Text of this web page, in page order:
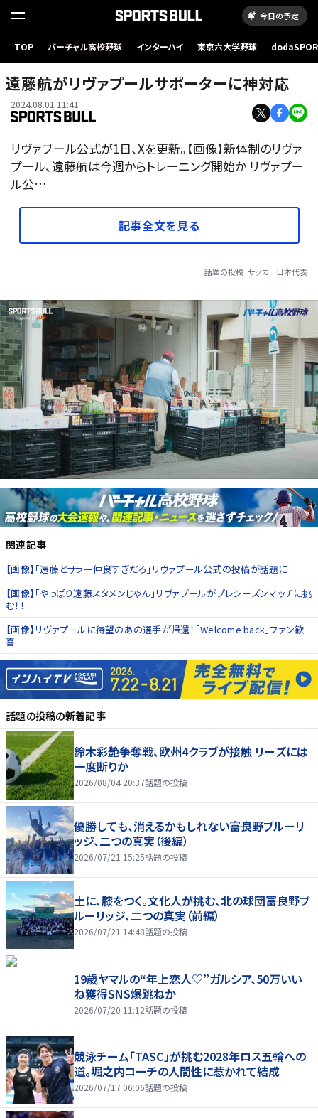
今日の予定
TOP バーチャル高校野球 インターハイ 東京六大学野球
遠藤航がリヴァプールサポーターに神対応
2024.08.01 11:41
リヴァプール公式が1日、Xを更新。【画像】新体制のリヴァ
プール、遠藤航は今週からトレーニング開始か リヴァプー
ル公…
記事全文を見る
話題の投稿 サッカー日本代表
関連記事
【画像】「遠藤とサラー仲良すぎだろ」リヴァプール公式の投稿が話題に
【画像】「やっぱり遠藤スタメンじゃん」リヴァプールがプレシーズンマッチに挑
む！！
【画像】リヴァプールに待望のあの選手が帰還！「Welcome back」ファン歓
喜
話題の投稿の新着記事
鈴木彩艶争奪戦、欧州4クラブが接触 リーズには
一度断りか
2026/08/04 20:37話題の投稿
優勝しても、消えるかもしれない――富良野ブルーリ
ッジ、二つの真実（後編）
2026/07/21 15:25話題の投稿
土に、膝をつく。文化人が挑む、北の球団――富良野ブ
ルーリッジ、二つの真実（前編）
2026/07/21 14:48話題の投稿
19歳ヤマルの“年上恋人♡”ガルシア、50万いい
ね獲得SNS爆跳ねか
2026/07/20 11:12話題の投稿
競泳チーム「TASC」が挑む2028年ロス五輪への
道。堀之内コーチの人間性に惹かれて結成
2026/07/17 06:06話題の投稿